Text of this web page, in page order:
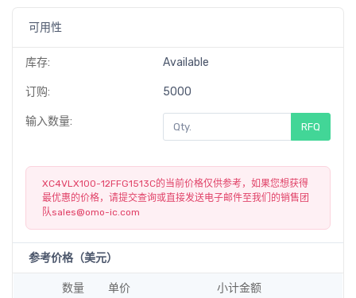
可用性
库存: Available
订购: 5000
输入数量: RFQ
XC4VLX100-12FFG1513C的当前价格仅供参考，如果您想获得
最优惠的价格，请提交查询或直接发送电子邮件至我们的销售团
队sales@omo-ic.com
参考价格（美元）
数量 单价 小计金额